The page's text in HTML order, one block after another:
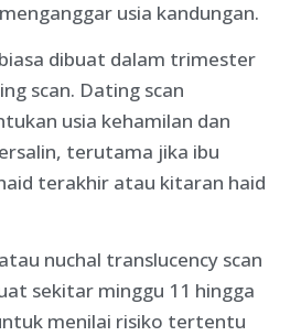
usia kandungan.
dibuat dalam trimester
scan. Dating scan
usia kehamilan dan
terutama jika ibu
terakhir atau kitaran haid
nuchal translucency scan
sekitar minggu 11 hingga
menilai risiko tertentu